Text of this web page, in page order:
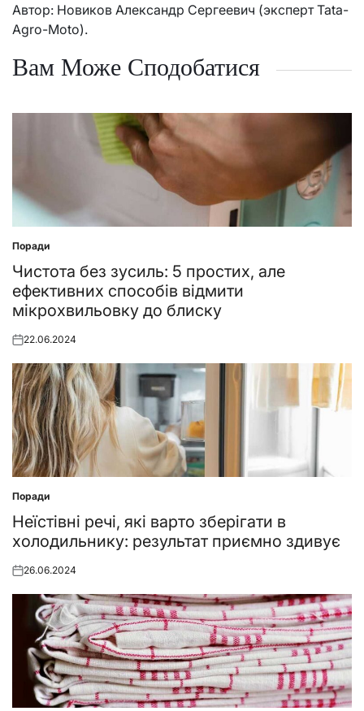
Автор: Новиков Александр Сергеевич (эксперт Tata-
Agro-Moto).
Вам Може Сподобатися
Posted
in
Поради
Чистота без зусиль: 5 простих, але
ефективних способів відмити
мікрохвильовку до блиску
Posted
22.06.2024
Posted
in
Поради
Неїстівні речі, які варто зберігати в
холодильнику: результат приємно здивує
Posted
26.06.2024